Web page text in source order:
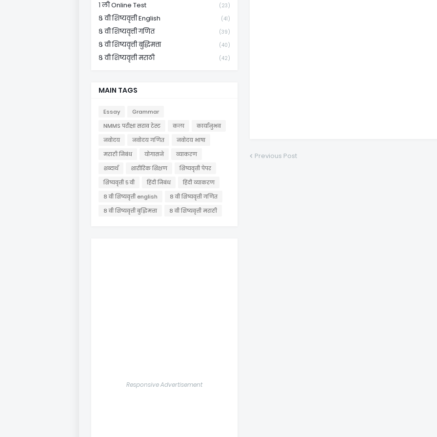
Previous Post
१ ली Online Test (23)
८ वी शिष्यवृत्ती English (41)
८ वी शिष्यवृत्ती गणित (39)
८ वी शिष्यवृत्ती बुद्धिमत्ता (40)
८ वी शिष्यवृत्ती मराठी (42)
MAIN TAGS
Essay
Grammar
NMMS परीक्षा सराव टेस्ट
कला
कार्यानुभव
नवोदय
नवोदय गणित
नवोदय भाषा
मराठी निबंध
योगासने
व्याकरण
शब्दार्थ
शारीरिक शिक्षण
शिष्यवृत्ती पेपर
शिष्यवृत्ती ५ वी
हिंदी निबंध
हिंदी व्याकरण
८ वी शिष्यवृत्ती english
८ वी शिष्यवृत्ती गणित
८ वी शिष्यवृत्ती बुद्धिमत्ता
८ वी शिष्यवृत्ती मराठी
Responsive Advertisement